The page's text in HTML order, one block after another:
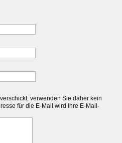
verwenden Sie daher kein
für die E-Mail wird Ihre E-Mail-